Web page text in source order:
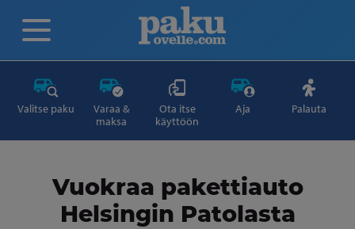
Valitse paku
Varaa &
maksa
Ota itse
käyttöön
Aja Palauta
Vuokraa pakettiauto
Helsingin Patolasta